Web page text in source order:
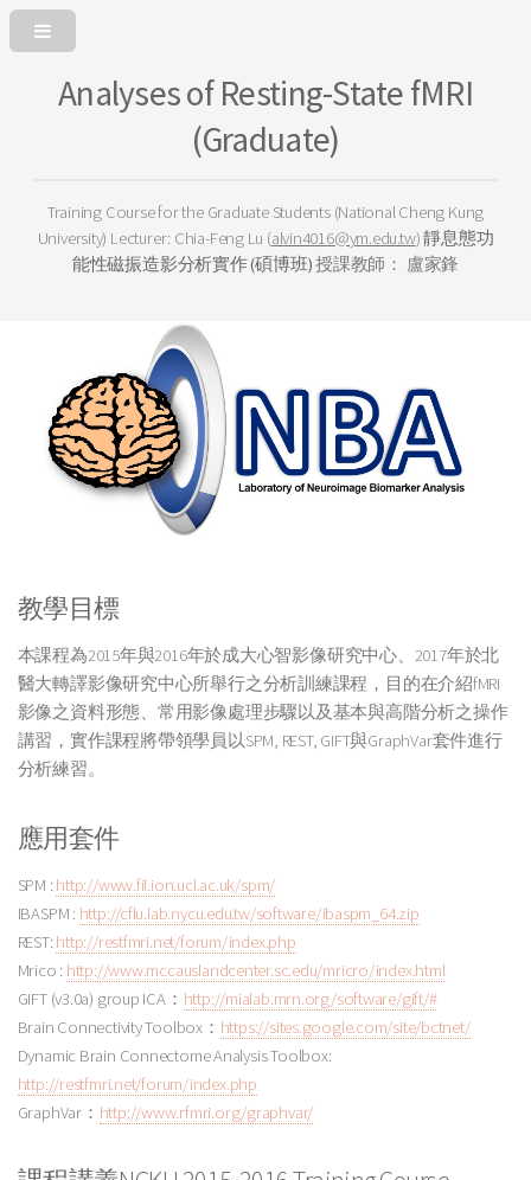
Analyses of Resting-State fMRI
(Graduate)
Training Course for the Graduate Students (National Cheng Kung
University) Lecturer: Chia-Feng Lu (alvin4016@ym.edu.tw)靜息態功
能性磁振造影分析實作 (碩博班)授課教師： 盧家鋒
教學目標
本課程為2015年與2016年於成大心智影像研究中心、2017年於北
醫大轉譯影像研究中心所舉行之分析訓練課程，目的在介紹fMRI
影像之資料形態、常用影像處理步驟以及基本與高階分析之操作
講習，實作課程將帶領學員以SPM, REST, GIFT與GraphVar套件進行
分析練習。
應用套件
SPM : http://www.fil.ion.ucl.ac.uk/spm/
IBASPM : http://cflu.lab.nycu.edu.tw/software/ibaspm_64.zip
REST: http://restfmri.net/forum/index.php
Mrico : http://www.mccauslandcenter.sc.edu/mricro/index.html
GIFT (v3.0a) group ICA： http://mialab.mrn.org/software/gift/#
Brain Connectivity Toolbox： https://sites.google.com/site/bctnet/
Dynamic Brain Connectome Analysis Toolbox:
http://restfmri.net/forum/index.php
GraphVar： http://www.rfmri.org/graphvar/